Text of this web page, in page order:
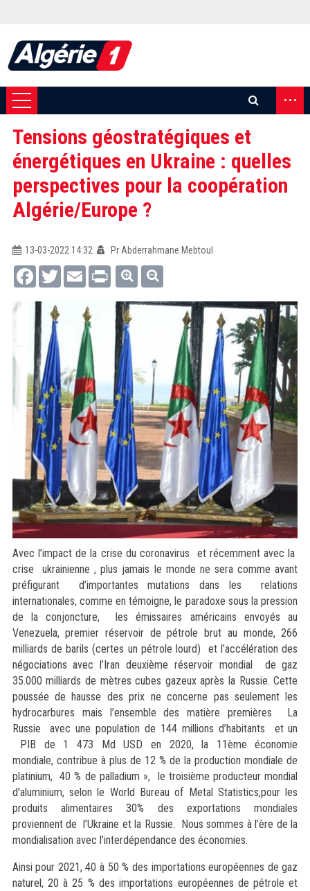
...
Tensions géostratégiques et
énergétiques en Ukraine : quelles
perspectives pour la coopération
Algérie/Europe ?
13-03-2022 14:32
Pr Abderrahmane Mebtoul
FacebookTwitterEmail Print
Avec l’impact de la crise du coronavirus et récemment avec la
crise ukrainienne , plus jamais le monde ne sera comme avant
préfigurant d’importantes mutations dans les relations
internationales, comme en témoigne, le paradoxe sous la pression
de la conjoncture, les émissaires américains envoyés au
Venezuela, premier réservoir de pétrole brut au monde, 266
milliards de barils (certes un pétrole lourd) et l’accélération des
négociations avec l’Iran deuxième réservoir mondial de gaz
35.000 milliards de mètres cubes gazeux après la Russie. Cette
poussée de hausse des prix ne concerne pas seulement les
hydrocarbures mais l’ensemble des matière premières La
Russie avec une population de 144 millions d’habitants et un
PIB de 1 473 Md USD en 2020, la 11ème économie
mondiale, contribue à plus de 12 % de la production mondiale de
platinium, 40 % de palladium », le troisième producteur mondial
d'aluminium, selon le World Bureau of Metal Statistics,pour les
produits alimentaires 30% des exportations mondiales
proviennent de l’Ukraine et la Russie. Nous sommes à l’ère de la
mondialisation avec l’interdépendance des économies.
Ainsi pour 2021, 40 à 50 % des importations européennes de gaz
naturel, 20 à 25 % des importations européennes de pétrole et